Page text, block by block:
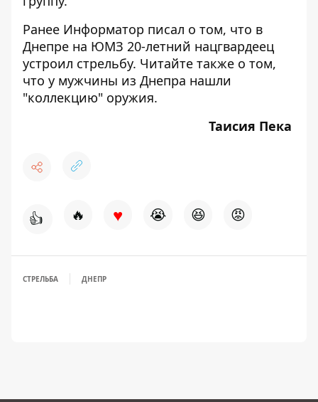
Ранее Информатор писал о том, что в
Днепре на ЮМЗ 20-летний нацгвардеец
устроил стрельбу. Читайте также о том,
что у мужчины из Днепра нашли
"коллекцию" оружия.
Таисия Пека
👍 🔥 ♥ 😭 😆 😡
СТРЕЛЬБА ДНЕПР